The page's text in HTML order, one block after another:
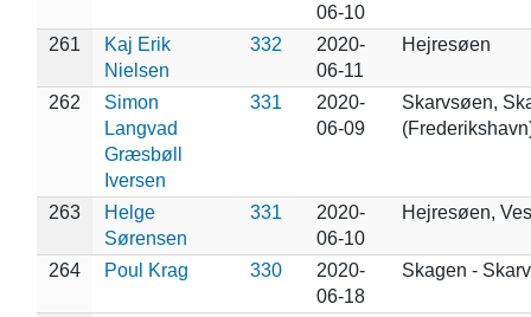
06-10
261
Kaj Erik
Nielsen
332
2020-
06-11
Hejresøen
262
Simon
Langvad
Græsbøll
Iversen
331
2020-
06-09
Skarvsøen,
263
Helge
Sørensen
331
2020-
06-10
Hejresøen,
264 Poul Krag 330
2020-
06-18
Skagen -